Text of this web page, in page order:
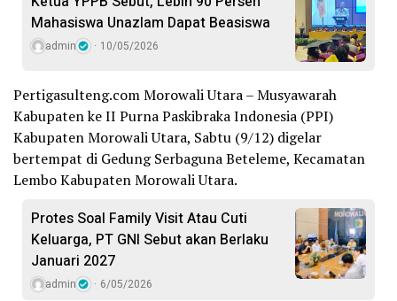
Mahasiswa Unazlam Dapat Beasiswa
admin 10/05/2026
Pertigasulteng.com Morowali Utara – Musyawarah
Kabupaten ke II Purna Paskibraka Indonesia (PPI)
Kabupaten Morowali Utara, Sabtu (9/12) digelar
bertempat di Gedung Serbaguna Beteleme, Kecamatan
Lembo Kabupaten Morowali Utara.
Protes Soal Family Visit Atau Cuti
Keluarga, PT GNI Sebut akan Berlaku
Januari 2027
admin 6/05/2026